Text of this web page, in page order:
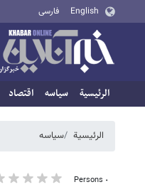
English فارسی
الرئيسية سیاسه اقتصاد
الرئيسية سیاسه
٠ Persons